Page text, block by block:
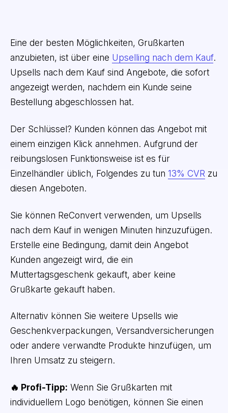
Eine der besten Möglichkeiten, Grußkarten
anzubieten, ist über eine Upselling nach dem Kauf.
Upsells nach dem Kauf sind Angebote, die sofort
angezeigt werden, nachdem ein Kunde seine
Bestellung abgeschlossen hat.
Der Schlüssel? Kunden können das Angebot mit
einem einzigen Klick annehmen. Aufgrund der
reibungslosen Funktionsweise ist es für
Einzelhändler üblich, Folgendes zu tun 13% CVR zu
diesen Angeboten.
Sie können ReConvert verwenden, um Upsells
nach dem Kauf in wenigen Minuten hinzuzufügen.
Erstelle eine Bedingung, damit dein Angebot
Kunden angezeigt wird, die ein
Muttertagsgeschenk gekauft, aber keine
Grußkarte gekauft haben.
Alternativ können Sie weitere Upsells wie
Geschenkverpackungen, Versandversicherungen
oder andere verwandte Produkte hinzufügen, um
Ihren Umsatz zu steigern.
🔥 Profi-Tipp: Wenn Sie Grußkarten mit
individuellem Logo benötigen, können Sie einen